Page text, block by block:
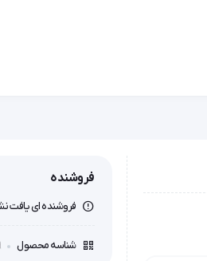
فروشنده
فروشنده ای یافت
شناسه محصول